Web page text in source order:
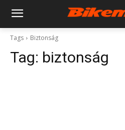
Tags Biztonság
Tag: biztonság